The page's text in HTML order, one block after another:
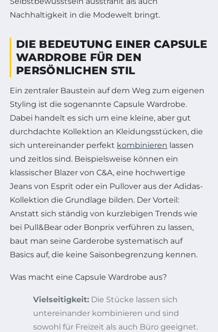
Nachhaltigkeit in die Modewelt bringt.
DIE BEDEUTUNG EINER CAPSULE
WARDROBE FÜR DEN
PERSÖNLICHEN STIL
Ein zentraler Baustein auf dem Weg zum eigenen
Styling ist die sogenannte Capsule Wardrobe.
Dabei handelt es sich um eine kleine, aber gut
durchdachte Kollektion an Kleidungsstücken, die
sich untereinander perfekt kombinieren lassen
und zeitlos sind. Beispielsweise können ein
klassischer Blazer von C&A, eine hochwertige
Jeans von Esprit oder ein Pullover aus der Adidas-
Kollektion die Grundlage bilden. Der Vorteil:
Anstatt sich ständig von kurzlebigen Trends wie
bei Pull&Bear oder Bonprix verführen zu lassen,
baut man seine Garderobe systematisch auf
Basics auf, die keine Saisonbegrenzung kennen.
Was macht eine Capsule Wardrobe aus?
Vielseitigkeit: Die Stücke lassen sich
untereinander kombinieren und sind
sowohl für Freizeit als auch Büro geeignet.